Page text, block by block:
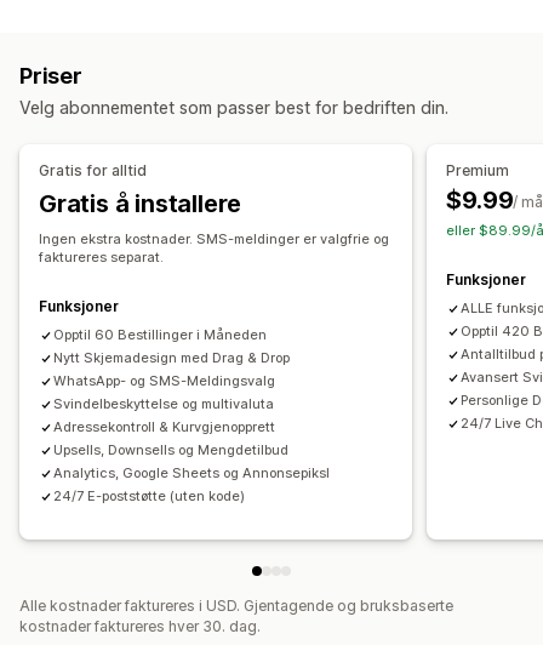
Skjematilpasning
Skrifttype og farge
Tilpassede layout
Egendefinerte meldinger
Adressevalidering
Konvertering og mersalg
Kryssalg Rabatter Ettklikksbestilling
Ettklikksmersalg
Mersalg etter kjøpet Pikselsporing
Gjeninnhenting av handlekurv
Mersalg på produktside
Tilleggsprogrammer med ett klikk Festet handlekurv
Tilpasset HTML
Multivaluta
Flere språk Tilpassede regler
Tilbud og anbefalinger
Gratis frakt
Kjøpes ofte sammen
Pakker Kvantumsrabatter
Volumrabatter
Rabatter på flere nivåer KI-anbefalinger
Prioritert behandling
Analyse
A/B-testing
«Klikk videre»-rater
Priser
Velg abonnementet som passer best for bedriften din.
Gratis for alltid
Gratis å installere
Ingen ekstra kostnader. SMS-meldinger er valgfrie og
faktureres separat.
Funksjoner
Opptil 60 Bestillinger i Måneden
Nytt Skjemadesign med Drag & Drop
WhatsApp- og SMS-Meldingsvalg
Svindelbeskyttelse og multivaluta
Adressekontroll & Kurvgjenopprett
Upsells, Downsells og Mengdetilbud
Analytics, Google Sheets og Annonsepiksl
24/7 E-poststøtte (uten kode)
Premium
$9.99/
eller $89.99/
Funksjoner
ALLE
Opptil 420
Antalltilbud
Avansert
Personlige
24/7 Live
Alle kostnader faktureres i USD. Gjentagende og bruksbaserte
kostnader faktureres hver 30. dag.